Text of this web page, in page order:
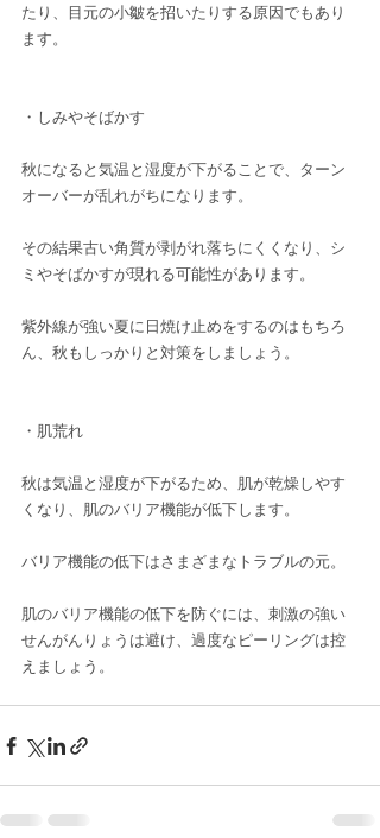
たり、目元の小皺を招いたりする原因でもあり
ます。
・しみやそばかす
秋になると気温と湿度が下がることで、ターン
オーバーが乱れがちになります。
その結果古い角質が剥がれ落ちにくくなり、シ
ミやそばかすが現れる可能性があります。
紫外線が強い夏に日焼け止めをするのはもちろ
ん、秋もしっかりと対策をしましょう。
・肌荒れ
秋は気温と湿度が下がるため、肌が乾燥しやす
くなり、肌のバリア機能が低下します。
バリア機能の低下はさまざまなトラブルの元。
肌のバリア機能の低下を防ぐには、刺激の強い
せんがんりょうは避け、過度なピーリングは控
えましょう。